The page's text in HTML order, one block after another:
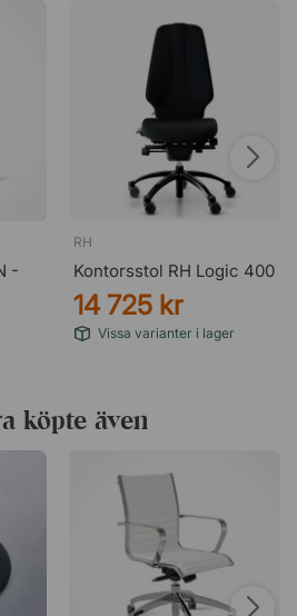
-
RH
Kontorsstol RH Logic 400
14 725 kr
Vissa varianter i lager
köpte även